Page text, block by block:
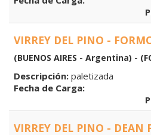
VIRREY DEL PINO -
(BUENOS AIRES - Argentina) -
Descripción: paletizada
Fecha de Carga:
VIRREY DEL PINO - DEAN